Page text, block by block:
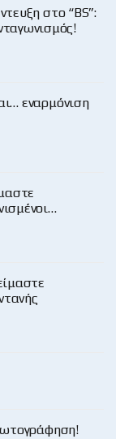
στο “BS”:
εναρμόνιση